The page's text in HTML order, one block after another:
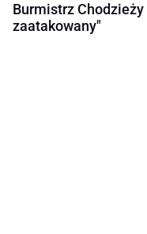
Burmistrz Chodzieży
zaatakowany"